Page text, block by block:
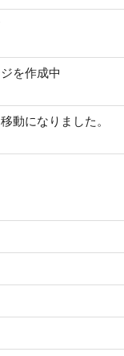
を作成中
動になりました。